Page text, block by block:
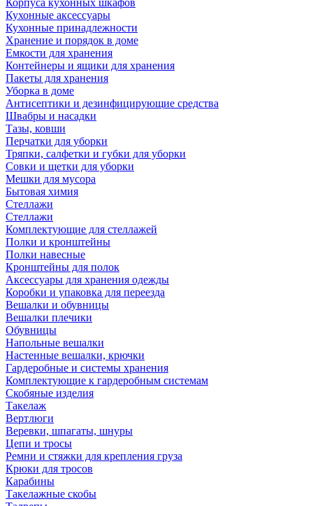
Корпуса кухонных шкафов
Кухонные аксессуары
Кухонные принадлежности
Хранение и порядок в доме
Емкости для хранения
Контейнеры и ящики для хранения
Пакеты для хранения
Уборка в доме
Антисептики и дезинфицирующие средства
Швабры и насадки
Тазы, ковши
Перчатки для уборки
Тряпки, салфетки и губки для уборки
Совки и щетки для уборки
Мешки для мусора
Бытовая химия
Стеллажи
Стеллажи
Комплектующие для стеллажей
Полки и кронштейны
Полки навесные
Кронштейны для полок
Аксессуары для хранения одежды
Коробки и упаковка для переезда
Вешалки и обувницы
Вешалки плечики
Обувницы
Напольные вешалки
Настенные вешалки, крючки
Гардеробные и системы хранения
Комплектующие к гардеробным системам
Скобяные изделия
Такелаж
Вертлюги
Веревки, шпагаты, шнуры
Цепи и тросы
Ремни и стяжки для крепления груза
Крюки для тросов
Карабины
Такелажные скобы